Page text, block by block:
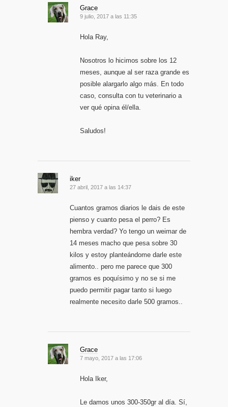
Grace
9 julio, 2017 a las 11:35
Hola Ray,
Nosotros lo hicimos sobre los 12
meses, aunque al ser raza grande es
posible alargarlo algo más. En todo
caso, consulta con tu veterinario a
ver qué opina él/ella.
Saludos!
iker
27 abril, 2017 a las 14:37
Cuantos gramos diarios le dais de este
pienso y cuanto pesa el perro? Es
hembra verdad? Yo tengo un weimar de
14 meses macho que pesa sobre 30
kilos y estoy planteándome darle este
alimento.. pero me parece que 300
gramos es poquísimo y no se si me
puedo permitir pagar tanto si luego
realmente necesito darle 500 gramos..
Grace
7 mayo, 2017 a las 17:06
Hola Iker,
Le damos unos 300-350gr al día. Sí,